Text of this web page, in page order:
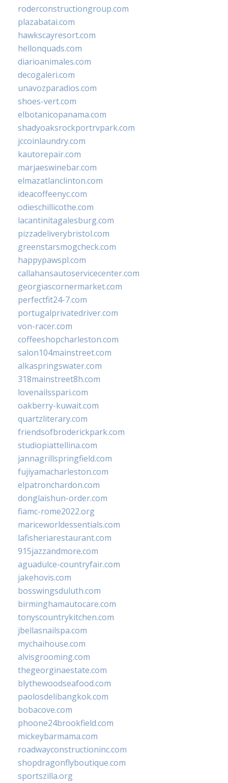
roderconstructiongroup.com
plazabatai.com
hawkscayresort.com
hellonquads.com
diarioanimales.com
decogaleri.com
unavozparadios.com
shoes-vert.com
elbotanicopanama.com
shadyoaksrockportrvpark.com
jccoinlaundry.com
kautorepair.com
marjaeswinebar.com
elmazatlanclinton.com
ideacoffeenyc.com
odieschillicothe.com
lacantinitagalesburg.com
pizzadeliverybristol.com
greenstarsmogcheck.com
happypawspl.com
callahansautoservicecenter.com
georgiascornermarket.com
perfectfit24-7.com
portugalprivatedriver.com
von-racer.com
coffeeshopcharleston.com
salon104mainstreet.com
alkaspringswater.com
318mainstreet8h.com
lovenailsspari.com
oakberry-kuwait.com
quartzliterary.com
friendsofbroderickpark.com
studiopiattellina.com
jannagrillspringfield.com
fujiyamacharleston.com
elpatronchardon.com
donglaishun-order.com
fiamc-rome2022.org
mariceworldessentials.com
lafisheriarestaurant.com
915jazzandmore.com
aguadulce-countryfair.com
jakehovis.com
bosswingsduluth.com
birminghamautocare.com
tonyscountrykitchen.com
jbellasnailspa.com
mychaihouse.com
alvisgrooming.com
thegeorginaestate.com
blythewoodseafood.com
paolosdelibangkok.com
bobacove.com
phoone24brookfield.com
mickeybarmama.com
roadwayconstructioninc.com
shopdragonflyboutique.com
sportszilla.org